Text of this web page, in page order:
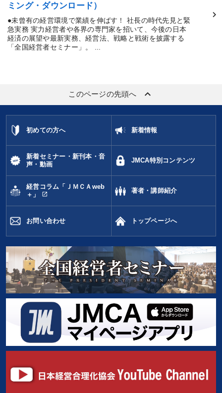
ミング・ダウンロード）
●未曾有の経営環境で業績を伸ばす！ 社長の時代先見と緊
急実務 実力経営者や各界の専門家を招いて、今後の日本
経済の展望や最新実務、経営法、戦略と戦術を披露する
「全国経営者セミナー」。 ...
このページの先頭へ keyboard_arrow_up
初めての方へ 新着情報
新着セミナー・新刊本・音
声・動画
JMCA特別コンテンツ
経営コラム「ＪＭＣＡweb
＋」
open_in_new
著者・講師紹介
お問い合わせ トップページへ